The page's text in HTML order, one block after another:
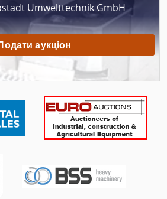
Інструменти Та Приладдя
Транспорту
Машина І Обробні Центри
Umwelttechnik GmbH
аукціон